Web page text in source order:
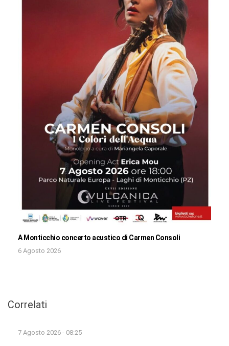
A Monticchio concerto acustico di Carmen Consoli
6 Agosto 2026
Correlati
7 Agosto 2026 - 08:25